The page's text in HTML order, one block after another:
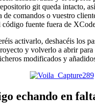
git queda intacto,
de comandos o vuestro
código fuente fuera de
activarlo, deshacéis los
y volverlo a abrir
modificados y
echando en